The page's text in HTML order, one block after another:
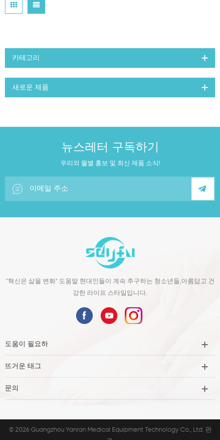
카테고리
새로운 제품
뉴스레터 구독하기
우리의 월별 홍보 및 최신 제품 소식!
"혁신은 삶을 변화" 도움말 현대인들이 계속 추구하는 청소년들,아름답고 건
강한 라이프 스타일입니다.
도움이 필요하
뜨거운 태그
문의
© 2026 Guangzhou Yanran Medical Equipment Technology Co., Ltd. 판